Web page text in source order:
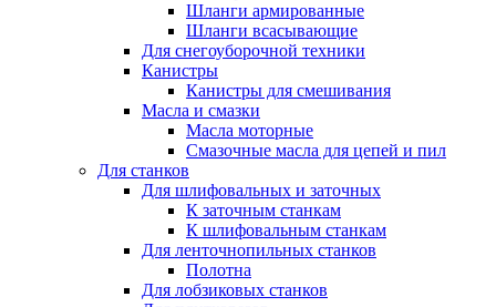
Шланги армированные
Шланги всасывающие
Для снегоуборочной техники
Канистры
Канистры для смешивания
Масла и смазки
Масла моторные
Смазочные масла для цепей и пил
Для станков
Для шлифовальных и заточных
К заточным станкам
К шлифовальным станкам
Для ленточнопильных станков
Полотна
Для лобзиковых станков